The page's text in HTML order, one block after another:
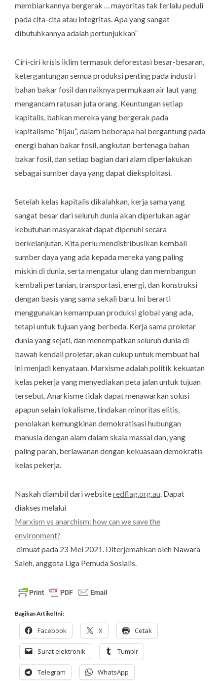
membiarkannya bergerak … mayoritas tak terlalu peduli
pada cita-cita atau integritas. Apa yang sangat
dibutuhkannya adalah pertunjukkan”
Ciri-ciri krisis iklim termasuk deforestasi besar-besaran,
ketergantungan semua produksi penting pada industri
bahan bakar fosil dan naiknya permukaan air laut yang
mengancam ratusan juta orang. Keuntungan setiap
kapitalis, bahkan mereka yang bergerak pada
kapitalisme “hijau”, dalam beberapa hal bergantung pada
energi bahan bakar fosil, angkutan bertenaga bahan
bakar fosil, dan setiap bagian dari alam diperlakukan
sebagai sumber daya yang dapat dieksploitasi.
Setelah kelas kapitalis dikalahkan, kerja sama yang
sangat besar dari seluruh dunia akan diperlukan agar
kebutuhan masyarakat dapat dipenuhi secara
berkelanjutan. Kita perlu mendistribusikan kembali
sumber daya yang ada kepada mereka yang paling
miskin di dunia, serta mengatur ulang dan membangun
kembali pertanian, transportasi, energi, dan konstruksi
dengan basis yang sama sekali baru. Ini berarti
menggunakan kemampuan produksi global yang ada,
tetapi untuk tujuan yang berbeda. Kerja sama proletar
dunia yang sejati, dan menempatkan seluruh dunia di
bawah kendali proletar, akan cukup untuk membuat hal
ini menjadi kenyataan. Marxisme adalah politik kekuatan
kelas pekerja yang menyediakan peta jalan untuk tujuan
tersebut. Anarkisme tidak dapat menawarkan solusi
apapun selain lokalisme, tindakan minoritas elitis,
penolakan kemungkinan demokratisasi hubungan
manusia dengan alam dalam skala massal dan, yang
paling parah, berlawanan dengan kekuasaan demokratis
kelas pekerja.
Naskah diambil dari websiteredflag.org.au. Dapat
diakses melalui
Marxism vs anarchism: how can we save the
environment?
dimuat pada 23 Mei 2021. Diterjemahkan oleh Nawara
Saleh, anggota Liga Pemuda Sosialis.
Bagikan Artikel Ini :
Facebook X Cetak
Surat elektronik Tumblr
Telegram WhatsApp